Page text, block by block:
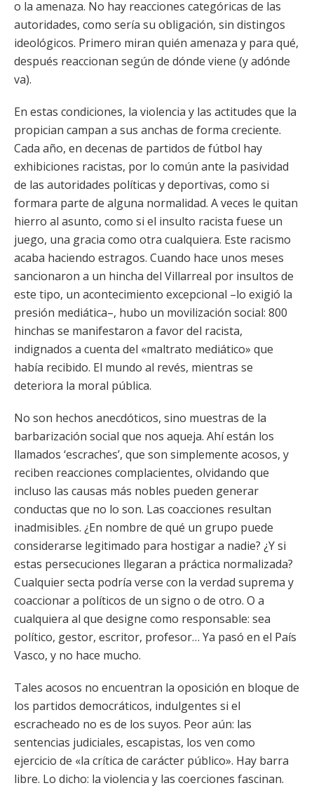
o la amenaza. No hay reacciones categóricas de las
autoridades, como sería su obligación, sin distingos
ideológicos. Primero miran quién amenaza y para qué,
después reaccionan según de dónde viene (y adónde
va).
En estas condiciones, la violencia y las actitudes que la
propician campan a sus anchas de forma creciente.
Cada año, en decenas de partidos de fútbol hay
exhibiciones racistas, por lo común ante la pasividad
de las autoridades políticas y deportivas, como si
formara parte de alguna normalidad. A veces le quitan
hierro al asunto, como si el insulto racista fuese un
juego, una gracia como otra cualquiera. Este racismo
acaba haciendo estragos. Cuando hace unos meses
sancionaron a un hincha del Villarreal por insultos de
este tipo, un acontecimiento excepcional –lo exigió la
presión mediática–, hubo un movilización social: 800
hinchas se manifestaron a favor del racista,
indignados a cuenta del «maltrato mediático» que
había recibido. El mundo al revés, mientras se
deteriora la moral pública.
No son hechos anecdóticos, sino muestras de la
barbarización social que nos aqueja. Ahí están los
llamados ‘escraches’, que son simplemente acosos, y
reciben reacciones complacientes, olvidando que
incluso las causas más nobles pueden generar
conductas que no lo son. Las coacciones resultan
inadmisibles. ¿En nombre de qué un grupo puede
considerarse legitimado para hostigar a nadie? ¿Y si
estas persecuciones llegaran a práctica normalizada?
Cualquier secta podría verse con la verdad suprema y
coaccionar a políticos de un signo o de otro. O a
cualquiera al que designe como responsable: sea
político, gestor, escritor, profesor… Ya pasó en el País
Vasco, y no hace mucho.
Tales acosos no encuentran la oposición en bloque de
los partidos democráticos, indulgentes si el
escracheado no es de los suyos. Peor aún: las
sentencias judiciales, escapistas, los ven como
ejercicio de «la crítica de carácter público». Hay barra
libre. Lo dicho: la violencia y las coerciones fascinan.